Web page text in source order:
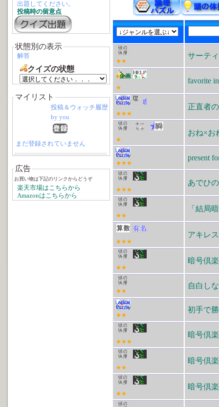
出題してください。
投稿時の留意点
状態別の表示
解答
クイズの状態
マイリスト
投稿＆ウォッチ履歴
by you
まだ登録されていません
広告
お買い物は下記のリンクからどうぞ
楽天市場はこちらから
Amazonはこちらから
★★
サーテ
★
favorite
★★★
正直者
★
おね×お
★★★
present
★★★
あでひ
★★
「結局
★★★
アキレ
★★
暗号倶
★★
自白し
★★
初手で
★★★
暗号倶
★★
暗号倶
★★
暗号倶